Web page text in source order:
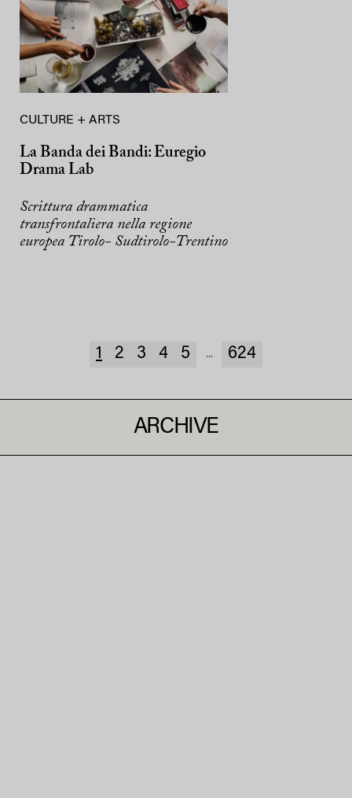
CULTURE + ARTS
La Banda dei Bandi: Euregio
Drama Lab
Scrittura drammatica
transfrontaliera nella regione
europea Tirolo- Sudtirolo-Trentino
1 2 3 4 5 ... 624
ARCHIVE